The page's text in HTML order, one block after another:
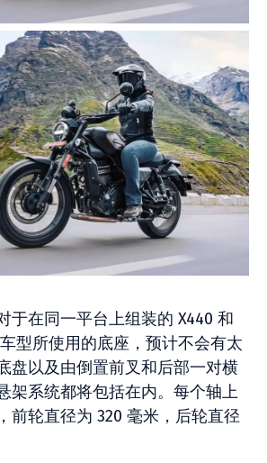
于在同一平台上组装的 X440 和
型所使用的底座，预计不会有太
盘以及由倒置前叉和后部一对横
架系统都将包括在内。每个轴上
前轮直径为 320 毫米，后轮直径